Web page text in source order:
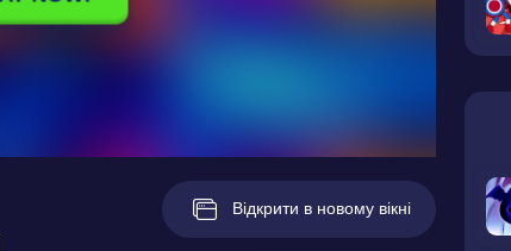
Відкрити в новому вікні